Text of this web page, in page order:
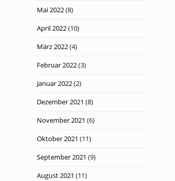
Mai 2022(8)
April 2022(10)
März 2022(4)
Februar 2022(3)
Januar 2022(2)
Dezember 2021 (8)
November 2021 (6)
Oktober 2021 (11)
September 2021 (9)
August 2021 (11)